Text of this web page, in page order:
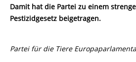
Damit hat die Partei zu einem
Pestizidgesetz beigetragen.
Partei für die Tiere